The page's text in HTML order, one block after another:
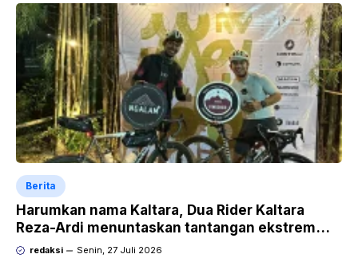
Berita
Harumkan nama Kaltara, Dua Rider Kaltara
Reza-Ardi menuntaskan tantangan ekstrem
Audax Malang 300 KM
redaksi Senin, 27 Juli 2026